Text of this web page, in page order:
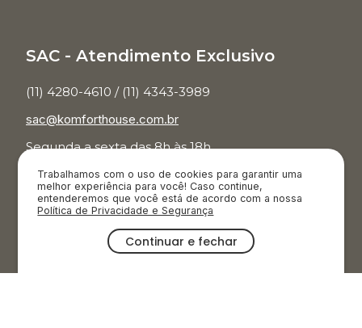
Trabalhamos com o uso de cookies para garantir uma
melhor experiência para você! Caso continue,
entenderemos que você está de acordo com a nossa
Política de Privacidade e Segurança
Continuar e fechar
SAC - Atendimento Exclusivo
(11) 4280-4610 / (11) 4343-3989
sac@komforthouse.com.br
Segunda a sexta das 8h às 18h.
Televendas
(11) 3854-7001
Segunda a sábado das 9h às 20h.